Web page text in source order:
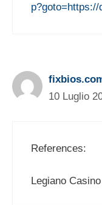
p?goto=https://
10 Luglio
References:
Legiano